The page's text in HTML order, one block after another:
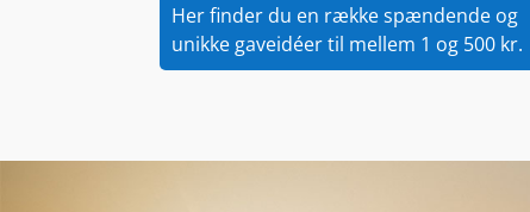
Her finder du en række spændende og
unikke gaveidéer til mellem 1 og 500 kr.